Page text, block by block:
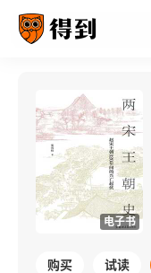
电子书
购买 试读